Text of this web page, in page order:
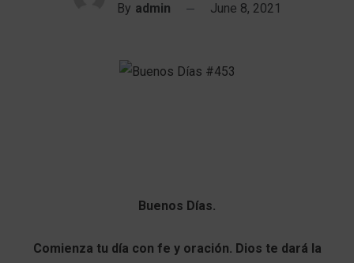
By admin June 8, 2021
Buenos Días.
Comienza tu día con fe y oración. Dios te dará la